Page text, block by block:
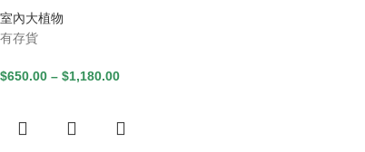
室內大植物
有存貨
$650.00 – $1,180.00